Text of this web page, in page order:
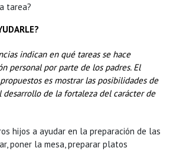
tarea?
indican en qué tareas se hace
personal por parte de los padres. El
es mostrar las posibilidades de
desarrollo de la fortaleza del carácter de
hijos a ayudar en la preparación de las
poner la mesa, preparar platos